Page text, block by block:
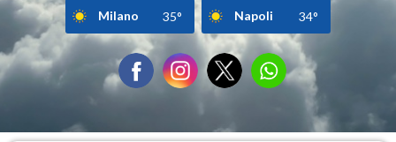
Milano 35° Napoli 34°